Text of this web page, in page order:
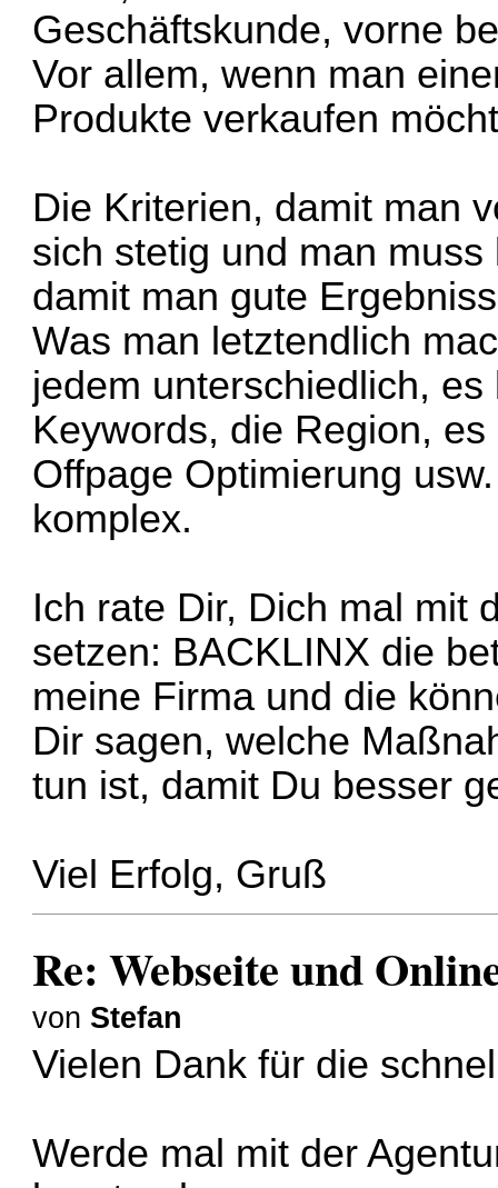
Geschäftskunde, vorne
Vor allem, wenn man
Produkte verkaufen
Die Kriterien, damit man
sich stetig und man
damit man gute
Was man letztendlich
jedem unterschiedlich,
Keywords, die Region,
Offpage Optimierung
komplex.
Ich rate Dir, Dich mal mit
setzen: BACKLINX die
meine Firma und die
Dir sagen, welche
tun ist, damit Du besser
Viel Erfolg, Gruß
Re: Webseite und
von Stefan
Vielen Dank für die
Werde mal mit der